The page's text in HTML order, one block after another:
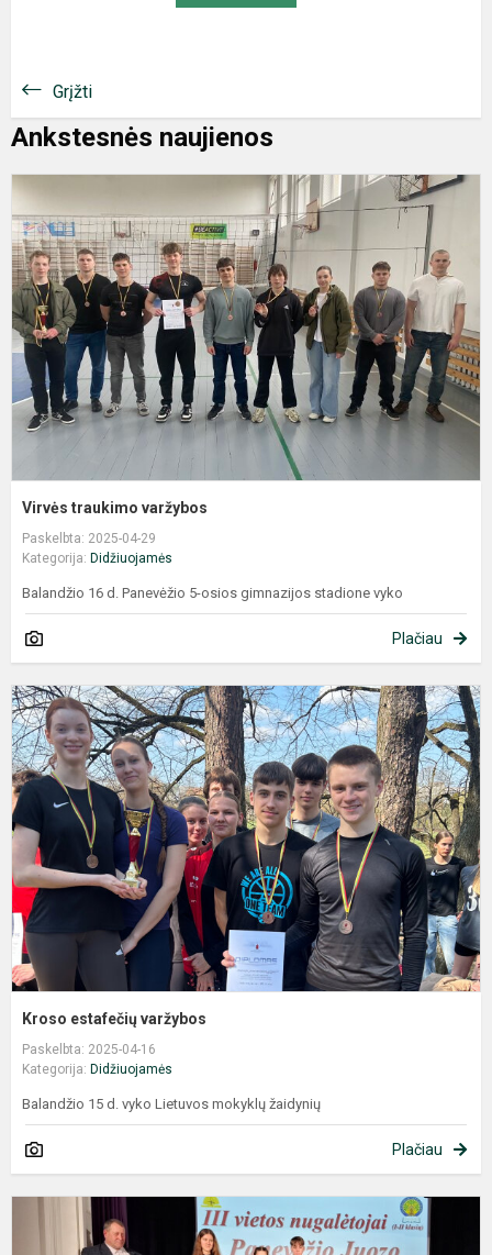
Grįžti
Ankstesnės naujienos
Virvės traukimo varžybos
Paskelbta: 2025-04-29
Kategorija: Didžiuojamės
Balandžio 16 d. Panevėžio 5-osios gimnazijos stadione vyko
Plačiau
Kroso estafečių varžybos
Paskelbta: 2025-04-16
Kategorija: Didžiuojamės
Balandžio 15 d. vyko Lietuvos mokyklų žaidynių
Plačiau